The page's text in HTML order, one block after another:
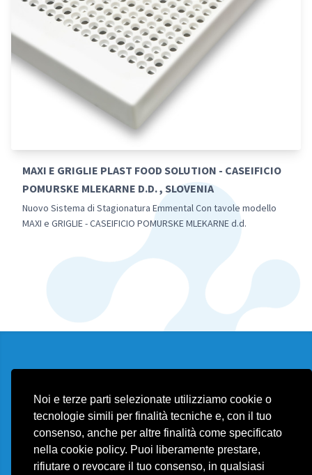
Noi e terze parti selezionate utilizziamo cookie o
tecnologie simili per finalità tecniche e, con il tuo
consenso, anche per altre finalità come specificato
nella cookie policy. Puoi liberamente prestare,
rifiutare o revocare il tuo consenso, in qualsiasi
MAXI E GRIGLIE PLAST FOOD SOLUTION - CASEIFICIO
POMURSKE MLEKARNE D.D. , SLOVENIA
Nuovo Sistema di Stagionatura Emmental Con tavole modello
MAXI e GRIGLIE - CASEIFICIO POMURSKE MLEKARNE d.d.
Plast Food Solution d.o.o.
export@plastfoodsolution.com